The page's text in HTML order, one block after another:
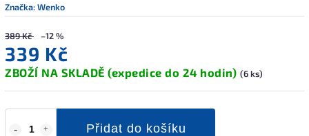
Značka:Wenko
389 Kč –12 %
339 Kč
ZBOŽÍ NA SKLADĚ (expedice do 24 hodin) (6 ks)
Přidat do košíku